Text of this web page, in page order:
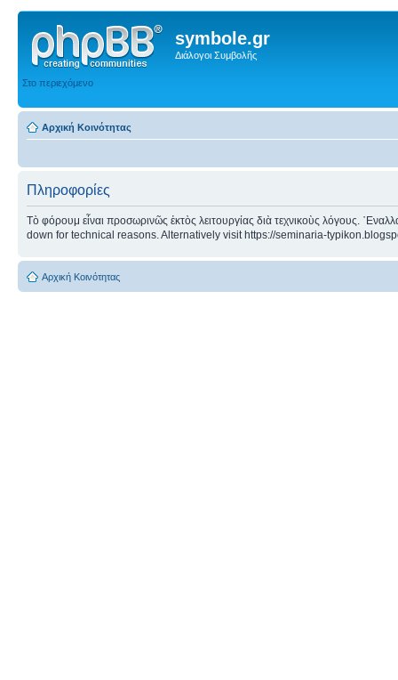
symbole.gr
Διάλογοι Συμβολῆς
Στο περιεχόμενο
Αρχική Κοινότητας
Πληροφορίες
Τὸ φόρουμ εἶναι προσωρινῶς ἐκτὸς λειτουργίας διὰ τεχνικοὺς λόγους.
down for technical reasons. Alternatively visit https://seminaria-
Αρχική Κοινότητας